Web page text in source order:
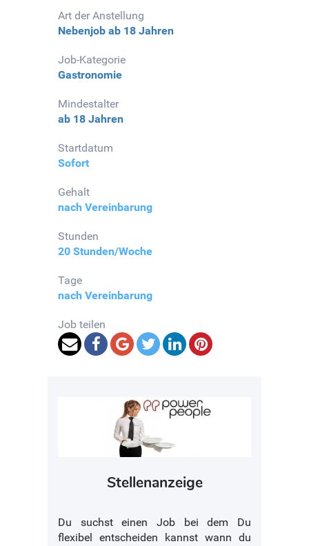
Art der Anstellung
Nebenjob ab 18 Jahren
Job-Kategorie
Gastronomie
Mindestalter
ab 18 Jahren
Startdatum
Sofort
Gehalt
nach Vereinbarung
Stunden
20 Stunden/Woche
Tage
nach Vereinbarung
Job teilen
Stellenanzeige
Du suchst einen Job bei dem Du
flexibel entscheiden kannst wann du